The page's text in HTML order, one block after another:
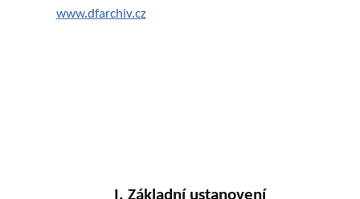
www.dfarchiv.cz
I. Základní ustanovení